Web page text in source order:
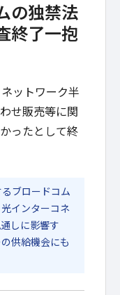
の独禁法
終了一抱
ットワーク半
せ販売等に関
ったとして終
ブロードコム
インターコネ
しに影響す
供給機会にも